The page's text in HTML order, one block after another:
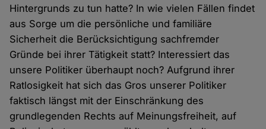
Hintergrunds zu tun hatte? In wie vielen Fällen findet
aus Sorge um die persönliche und familiäre
Sicherheit die Berücksichtigung sachfremder
Gründe bei ihrer Tätigkeit statt? Interessiert das
unsere Politiker überhaupt noch? Aufgrund ihrer
Ratlosigkeit hat sich das Gros unserer Politiker
faktisch längst mit der Einschränkung des
grundlegenden Rechts auf Meinungsfreiheit, auf